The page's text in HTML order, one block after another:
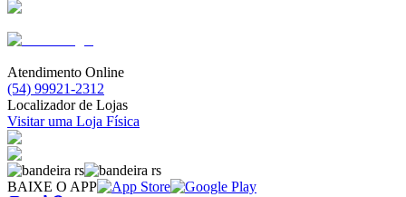
Atendimento Online
(54) 99921-2312
Localizador de Lojas
Visitar uma Loja Física
BAIXE O APP